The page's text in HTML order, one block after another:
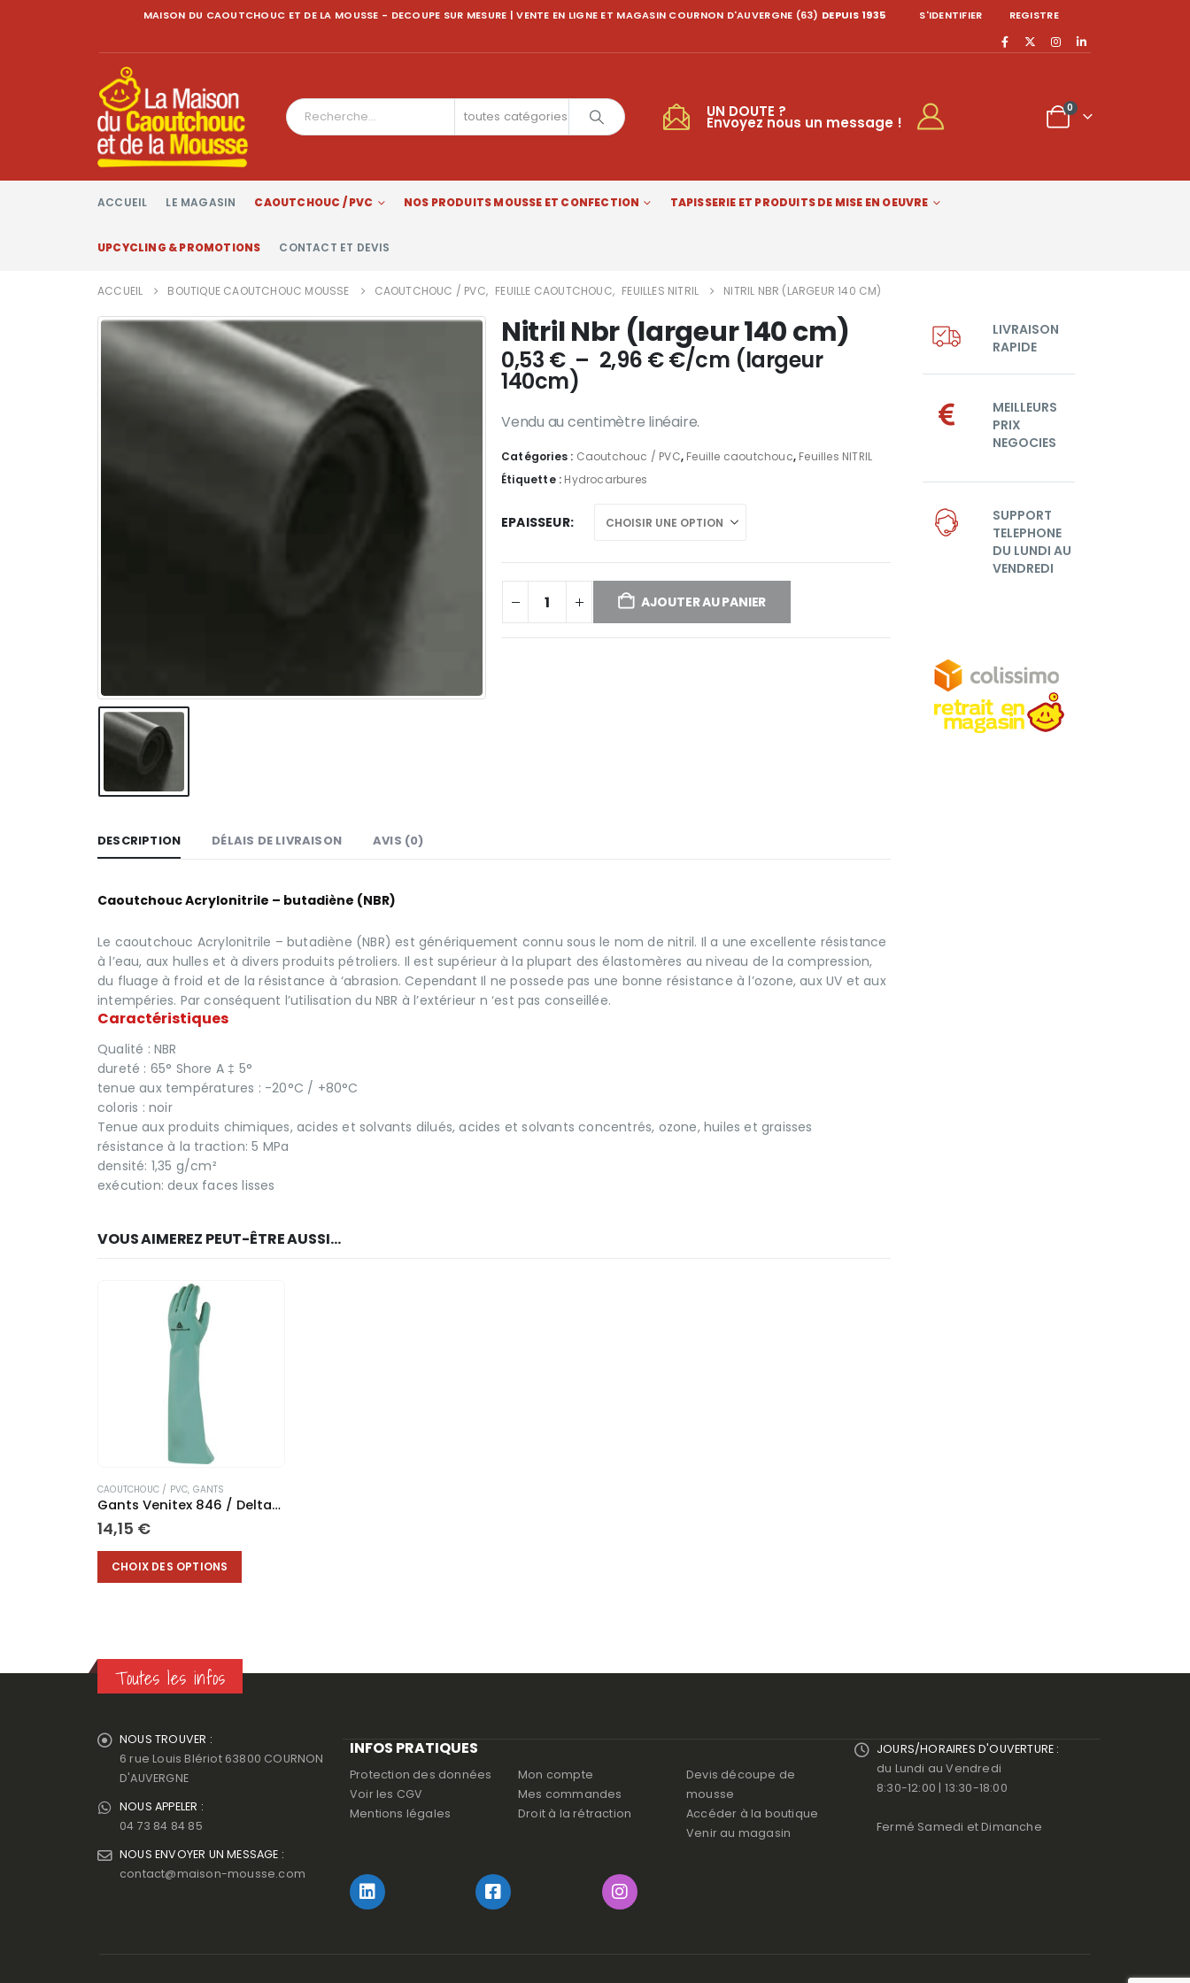
MAISON DU CAOUTCHOUC ET DE LA MOUSSE - DECOUPE SUR MESURE | VENTE EN LIGNE ET MAGASIN COURNON D'AUVERGNE (63) DEPUIS 1935 S'IDENTIFIER REGISTRE
toutes catégories UN DOUTE ?
Envoyez nous un message !
0
ACCUEIL LE MAGASIN CAOUTCHOUC / PVC NOS PRODUITS MOUSSE ET CONFECTION TAPISSERIE ET PRODUITS DE MISE EN OEUVRE
UPCYCLING & PROMOTIONS CONTACT ET DEVIS
ACCUEIL BOUTIQUE CAOUTCHOUC MOUSSE CAOUTCHOUC / PVC, FEUILLE CAOUTCHOUC, FEUILLES NITRIL NITRIL NBR (LARGEUR 140 CM)
Nitril Nbr (largeur 140 cm)
0,53 € – 2,96 €Plage
de
0,53 €
2,96 €
€/cm (largeur
140cm)
Vendu au centimètre linéaire.
Catégories : Caoutchouc / PVC, Feuille caoutchouc, Feuilles NITRIL
Étiquette : Hydrocarbures
EPAISSEUR
AJOUTER AU PANIER
DESCRIPTION DÉLAIS DE LIVRAISON AVIS (0)
Caoutchouc Acrylonitrile – butadiène (NBR)
Le caoutchouc Acrylonitrile – butadiène (NBR) est génériquement connu sous le nom de nitril. Il a une excellente résistance
à l’eau, aux hulles et à divers produits pétroliers. Il est supérieur à la plupart des élastomères au niveau de la compression,
du fluage à froid et de la résistance à ‘abrasion. Cependant Il ne possede pas une bonne résistance à l’ozone, aux UV et aux
intempéries. Par conséquent l’utilisation du NBR à l’extérieur n ‘est pas conseillée.
Caractéristiques
Qualité : NBR
dureté : 65° Shore A ‡ 5°
tenue aux températures : -20°C / +80°C
coloris : noir
Tenue aux produits chimiques, acides et solvants dilués, acides et solvants concentrés, ozone, huiles et graisses
résistance à la traction: 5 MPa
densité: 1,35 g/cm²
exécution: deux faces lisses
VOUS AIMEREZ PEUT-ÊTRE AUSSI…
CAOUTCHOUC / PVC, GANTS
Gants Venitex 846 / Deltaplus Nitrex 846
14,15 €
CHOIX DES OPTIONS
Ce produit a plusieurs variations. Les options peuvent être choisies sur la page du produit
LIVRAISON
RAPIDE
MEILLEURS
PRIX
NEGOCIES
SUPPORT
TELEPHONE
DU LUNDI AU
VENDREDI
Toutes les infos
NOUS TROUVER :
6 rue Louis Blériot 63800 COURNON
D'AUVERGNE
NOUS APPELER :
04 73 84 84 85
NOUS ENVOYER UN MESSAGE :
contact@maison-mousse.com
INFOS PRATIQUES
Protection des données
Voir les CGV
Mentions légales
Mon compte
Mes commandes
Droit à la rétraction
Devis découpe de
mousse
Accéder à la boutique
Venir au magasin
JOURS/HORAIRES D'OUVERTURE :
du Lundi au Vendredi
8:30-12:00 | 13:30-18:00
Fermé Samedi et Dimanche